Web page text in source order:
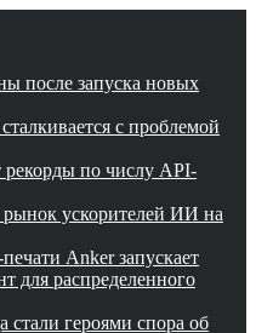
после запуска новых
с проблемой
рекорды по числу API-
ускорителей ИИ на
Anker запускает
для распределенного
стали героями спора об